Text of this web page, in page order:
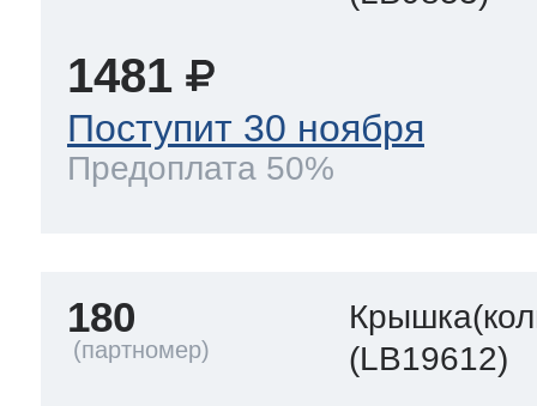
1481
Поступит 30 ноября
Предоплата 50%
180
(LB19612)